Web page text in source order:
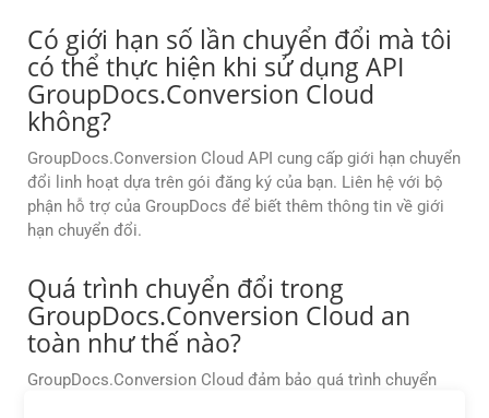
Có giới hạn số lần chuyển đổi mà tôi
có thể thực hiện khi sử dụng API
GroupDocs.Conversion Cloud
không?
GroupDocs.Conversion Cloud API cung cấp giới hạn chuyển
đổi linh hoạt dựa trên gói đăng ký của bạn. Liên hệ với bộ
phận hỗ trợ của GroupDocs để biết thêm thông tin về giới
hạn chuyển đổi.
Quá trình chuyển đổi trong
GroupDocs.Conversion Cloud an
toàn như thế nào?
GroupDocs.Conversion Cloud đảm bảo quá trình chuyển